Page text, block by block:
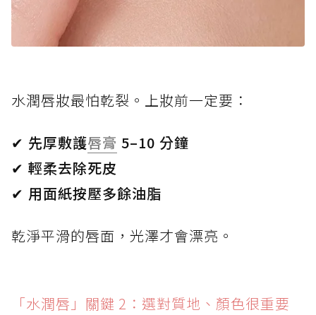
水潤唇妝最怕乾裂。上妝前一定要：
✔ 先厚敷護唇膏 5–10 分鐘
✔ 輕柔去除死皮
✔ 用面紙按壓多餘油脂
乾淨平滑的唇面，光澤才會漂亮。
「水潤唇」關鍵 2：選對質地、顏色很重要